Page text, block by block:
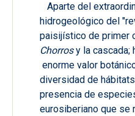
Aparte del
hidrogeológico del
paisijístico de primer
Chorrosy la cascada;
enorme valor
diversidad de
presencia de
eurosiberiano que se